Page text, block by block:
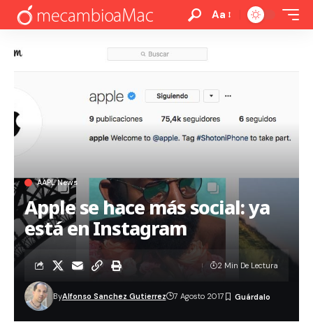
Aa
AAPL News
Apple se hace más social: ya
está en Instagram
ByAlfonso Sanchez Gutierrez 7 Agosto 2017
2 Min De Lectura